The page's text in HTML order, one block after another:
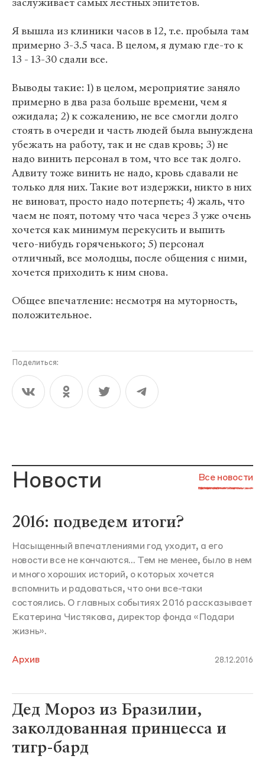
Я вышла из клиники часов в 12, т.е. пробыла там
примерно 3-3.5 часа. В целом, я думаю где-то к
13 - 13-30 сдали все.
Выводы такие: 1) в целом, мероприятие заняло
примерно в два раза больше времени, чем я
ожидала; 2) к сожалению, не все смогли долго
стоять в очереди и часть людей была вынуждена
убежать на работу, так и не сдав кровь; 3) не
надо винить персонал в том, что все так долго.
Адвиту тоже винить не надо, кровь сдавали не
только для них. Такие вот издержки, никто в них
не виноват, просто надо потерпеть; 4) жаль, что
чаем не поят, потому что часа через 3 уже очень
хочется как минимум перекусить и выпить
чего-нибудь горяченького; 5) персонал
отличный, все молодцы, после общения с ними,
хочется приходить к ним снова.
Общее впечатление: несмотря на муторность,
положительное.
Поделиться:
Новости Все новости
2016: подведем итоги?
Насыщенный впечатлениями год уходит, а его
новости все не кончаются... Тем не менее, было в нем
и много хороших историй, о которых хочется
вспомнить и радоваться, что они все-таки
состоялись. О главных событиях 2016 рассказывает
Екатерина Чистякова, директор фонда «Подари
жизнь».
Архив 28.12.2016
Дед Мороз из Бразилии,
заколдованная принцесса и
тигр-бард